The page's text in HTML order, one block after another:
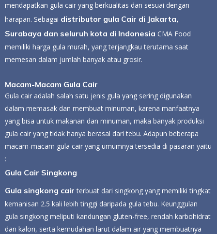
mendapatkan gula cair yang berkualitas dan sesuai dengan
harapan. Sebagai distributor gula Cair di Jakarta,
Surabaya dan seluruh kota di Indonesia CMA Food
memiliki harga gula murah, yang terjangkau terutama saat
memesan dalam jumlah banyak atau grosir.
Macam-Macam Gula Cair
Gula cair adalah salah satu jenis gula yang sering digunakan
dalam memasak dan membuat minuman, karena manfaatnya
yang bisa untuk makanan dan minuman, maka banyak produksi
gula cair yang tidak hanya berasal dari tebu. Adapun beberapa
macam-macam gula cair yang umumnya tersedia di pasaran yaitu
:
Gula Cair Singkong
Gula singkong cair terbuat dari singkong yang memiliki tingkat
kemanisan 2.5 kali lebih tinggi daripada gula tebu. Keunggulan
gula singkong meliputi kandungan gluten-free, rendah karbohidrat
dan kalori, serta kemudahan larut dalam air yang membuatnya